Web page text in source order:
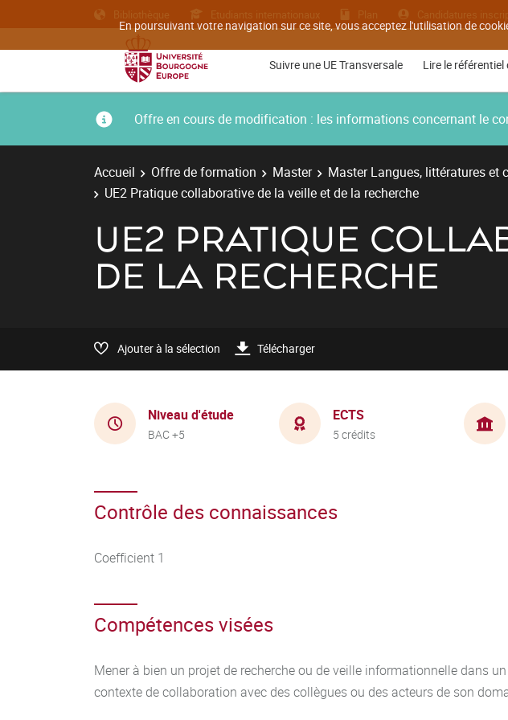
En poursuivant votre navigation sur ce site, vous acceptez l'utilisation de
Bibliothèque Etudiants internationaux Plan Candidatures
Suivre une UE Transversale Lire le
Offre en cours de modification : les informations concernant le
Accueil Offre de formation Master Master Langues, littératures et
UE2 Pratique collaborative de la veille et de la recherche
UE2 PRATIQUE
DE LA RECHERCHE
Ajouter à la sélection Télécharger
Niveau d'étude
BAC +5
ECTS
5 crédits
Contrôle des connaissances
Coefficient 1
Compétences visées
Mener à bien un projet de recherche ou de veille informationnelle dans un
contexte de collaboration avec des collègues ou des acteurs de son